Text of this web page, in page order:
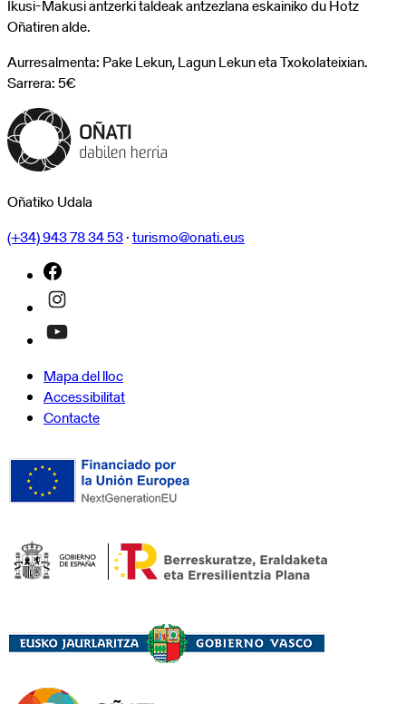
Ikusi-Makusi antzerki taldeak antzezlana eskainiko du Hotz
Oñatiren alde.
Aurresalmenta: Pake Lekun, Lagun Lekun eta Txokolateixian.
Sarrera: 5€
Oñatiko Udala
(+34) 943 78 34 53·turismo@onati.eus
Mapa del lloc
Accessibilitat
Contacte